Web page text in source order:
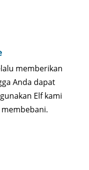
memberikan
Anda dapat
Elf kami